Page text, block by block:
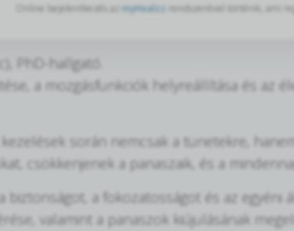
Online bejelentkezés az myHealzz rendszerével történik, ami
PhD-hallgató.
a mozgásfunkciók helyreállítása és az
során nemcsak a tünetekre,
csökkenjenek a panaszaik, és a
a fokozatosságot és az
valamint a panaszok kiújulásának